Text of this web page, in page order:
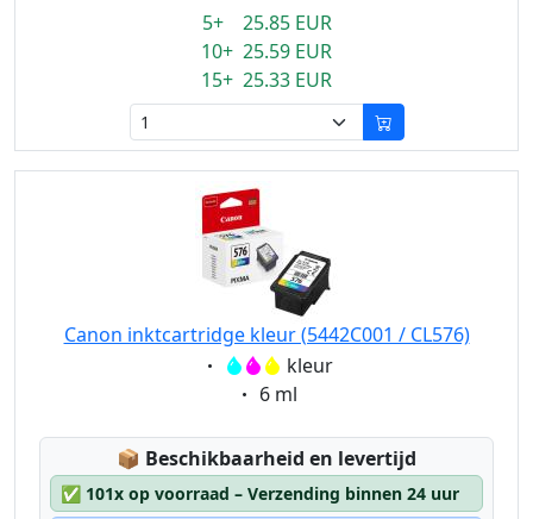
5+ 25.85 EUR
10+ 25.59 EUR
15+ 25.33 EUR
Canon inktcartridge kleur (5442C001 / CL576)
Eigenschaft:kleur
Eigenschaft:
6 ml
📦 Lagerstatus:
Beschikbaarheid en levertijd
✅ 101x op voorraad – Verzending binnen 24 uur